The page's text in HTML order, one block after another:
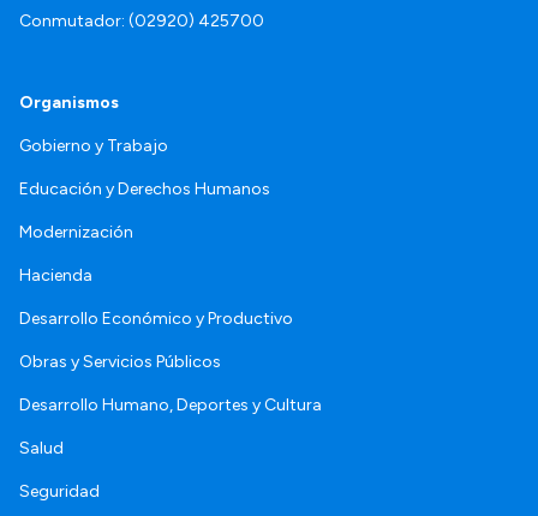
Conmutador: (02920) 425700
Organismos
Gobierno y Trabajo
Educación y Derechos Humanos
Modernización
Hacienda
Desarrollo Económico y Productivo
Obras y Servicios Públicos
Desarrollo Humano, Deportes y Cultura
Salud
Seguridad